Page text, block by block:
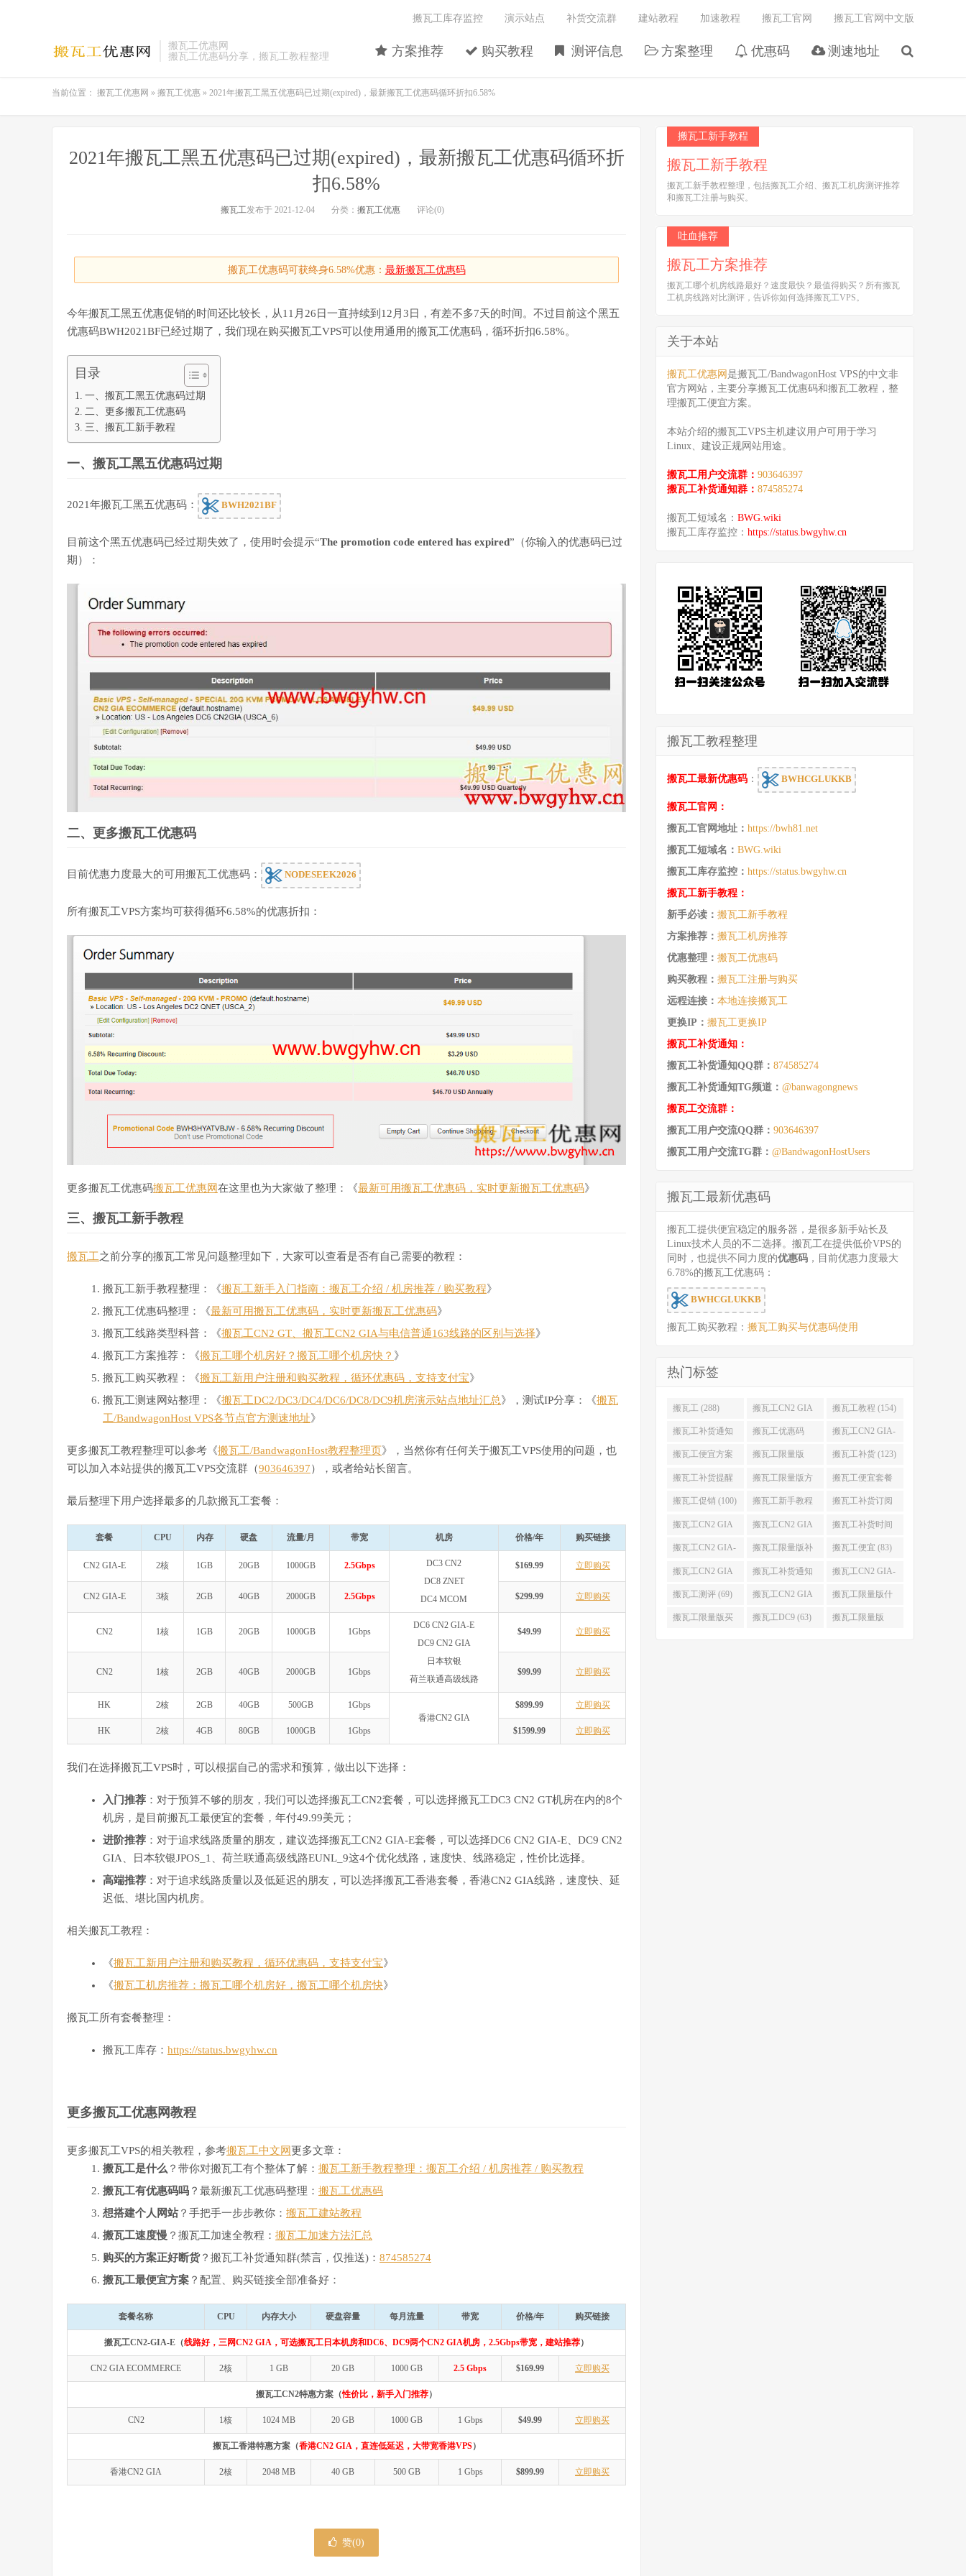
搬瓦工优惠网
搬瓦工优惠码分享，搬瓦工教程整理
方案推荐 购买教程 测评信息 方案整理 优惠码 测速地址
搬瓦工库存监控 演示站点 补货交流群 建站教程 加速教程 搬瓦工官网 搬瓦工官网中文版
当前位置： 搬瓦工优惠网 » 搬瓦工优惠 » 2021年搬瓦工黑五优惠码已过期(expired)，最新搬瓦工优惠码循环折扣6.58%
2021年搬瓦工黑五优惠码已过期(expired)，最新搬瓦工优惠码循环折
扣6.58%
搬瓦工发布于 2021-12-04 分类： 搬瓦工优惠 评论(0)
搬瓦工优惠码可获终身6.58%优惠： 最新搬瓦工优惠码
今年搬瓦工黑五优惠促销的时间还比较长，从11月26日一直持续到12月3日，有差不多7天的时间。不过目前这个黑五
优惠码BWH2021BF已经过期了，我们现在购买搬瓦工VPS可以使用通用的搬瓦工优惠码，循环折扣6.58%。
目录
一、搬瓦工黑五优惠码过期
二、更多搬瓦工优惠码
三、搬瓦工新手教程
一、搬瓦工黑五优惠码过期
2021年搬瓦工黑五优惠码： BWH2021BF
目前这个黑五优惠码已经过期失效了，使用时会提示“The promotion code entered has expired”（你输入的优惠码已过
期）：
二、更多搬瓦工优惠码
目前优惠力度最大的可用搬瓦工优惠码： NODESEEK2026
所有搬瓦工VPS方案均可获得循环6.58%的优惠折扣：
更多搬瓦工优惠码搬瓦工优惠网在这里也为大家做了整理：《最新可用搬瓦工优惠码，实时更新搬瓦工优惠码》
三、搬瓦工新手教程
搬瓦工之前分享的搬瓦工常见问题整理如下，大家可以查看是否有自己需要的教程：
搬瓦工新手教程整理：《搬瓦工新手入门指南：搬瓦工介绍 / 机房推荐 / 购买教程》
搬瓦工优惠码整理：《最新可用搬瓦工优惠码，实时更新搬瓦工优惠码》
搬瓦工线路类型科普：《搬瓦工CN2 GT、搬瓦工CN2 GIA与电信普通163线路的区别与选择》
搬瓦工方案推荐：《搬瓦工哪个机房好？搬瓦工哪个机房快？ 》
搬瓦工购买教程：《搬瓦工新用户注册和购买教程，循环优惠码，支持支付宝》
搬瓦工测速网站整理：《搬瓦工DC2/DC3/DC4/DC6/DC8/DC9机房演示站点地址汇总》，测试IP分享：《搬瓦
工/BandwagonHost VPS各节点官方测速地址》
更多搬瓦工教程整理可以参考《搬瓦工/BandwagonHost教程整理页》，当然你有任何关于搬瓦工VPS使用的问题，也
可以加入本站提供的搬瓦工VPS交流群（903646397），或者给站长留言。
最后整理下用户选择最多的几款搬瓦工套餐：
套餐 CPU 内存 硬盘 流量/月 带宽 机房 价格/年 购买链接
CN2 GIA-E 2核 1GB 20GB 1000GB 2.5Gbps
DC3 CN2
DC8 ZNET
DC4 MCOM
$169.99 立即购买
CN2 GIA-E 3核 2GB 40GB 2000GB 2.5Gbps $299.99 立即购买
CN2 1核 1GB 20GB 1000GB 1Gbps
DC6 CN2 GIA-E
DC9 CN2 GIA
日本软银
荷兰联通高级线路
$49.99 立即购买
CN2 1核 2GB 40GB 2000GB 1Gbps $99.99 立即购买
HK 2核 2GB 40GB 500GB
1Gbps
香港CN2 GIA
$899.99 立即购买
HK 2核 4GB 80GB 1000GB 1Gbps $1599.99 立即购买
我们在选择搬瓦工VPS时，可以根据自己的需求和预算，做出以下选择：
入门推荐 ：对于预算不够的朋友，我们可以选择搬瓦工CN2套餐，可以选择搬瓦工DC3 CN2 GT机房在内的8个
机房，是目前搬瓦工最便宜的套餐，年付49.99美元；
进阶推荐 ：对于追求线路质量的朋友，建议选择搬瓦工CN2 GIA-E套餐，可以选择DC6 CN2 GIA-E、DC9 CN2
GIA、日本软银JPOS_1、荷兰联通高级线路EUNL_9这4个优化线路，速度快、线路稳定，性价比选择。
高端推荐 ：对于追求线路质量以及低延迟的朋友，可以选择搬瓦工香港套餐，香港CN2 GIA线路，速度快、延
迟低、堪比国内机房。
相关搬瓦工教程：
《搬瓦工新用户注册和购买教程，循环优惠码，支持支付宝》
《搬瓦工机房推荐：搬瓦工哪个机房好，搬瓦工哪个机房快》
搬瓦工所有套餐整理：
搬瓦工库存： https://status.bwgyhw.cn
更多搬瓦工优惠网教程
更多搬瓦工VPS的相关教程，参考搬瓦工中文网更多文章：
搬瓦工是什么 ？带你对搬瓦工有个整体了解： 搬瓦工新手教程整理：搬瓦工介绍 / 机房推荐 / 购买教程
搬瓦工有优惠码吗 ？最新搬瓦工优惠码整理： 搬瓦工优惠码
想搭建个人网站？手把手一步步教你： 搬瓦工建站教程
搬瓦工速度慢 ？搬瓦工加速全教程： 搬瓦工加速方法汇总
购买的方案正好断货？搬瓦工补货通知群(禁言，仅推送)： 874585274
搬瓦工最便宜方案 ？配置、购买链接全部准备好：
套餐名称 CPU 内存大小 硬盘容量 每月流量 带宽 价格/年 购买链接
搬瓦工CN2-GIA-E（线路好，三网CN2 GIA，可选搬瓦工日本机房和DC6、DC9两个CN2 GIA机房，2.5Gbps带宽，建站推荐）
CN2 GIA ECOMMERCE 2核 1 GB 20 GB 1000 GB 2.5 Gbps $169.99 立即购买
搬瓦工CN2特惠方案（性价比，新手入门推荐）
CN2 1核 1024 MB 20 GB 1000 GB 1 Gbps $49.99 立即购买
搬瓦工香港特惠方案（香港CN2 GIA，直连低延迟，大带宽香港VPS）
香港CN2 GIA 2核 2048 MB 40 GB 500 GB 1 Gbps $899.99 立即购买
赞(0)
搬瓦工新手教程
搬瓦工新手教程
搬瓦工新手教程整理，包括搬瓦工介绍、搬瓦工机房测评推荐
和搬瓦工注册与购买。
吐血推荐
搬瓦工方案推荐
搬瓦工哪个机房线路最好？速度最快？最值得购买？所有搬瓦
工机房线路对比测评，告诉你如何选择搬瓦工VPS。
关于本站
搬瓦工优惠网 是搬瓦工/BandwagonHost VPS的中文非
官方网站，主要分享搬瓦工优惠码和搬瓦工教程，整
理搬瓦工便宜方案。
本站介绍的搬瓦工VPS主机建议用户可用于学习
Linux、建设正规网站用途。
搬瓦工用户交流群： 903646397
搬瓦工补货通知群： 874585274
搬瓦工短域名： BWG.wiki
搬瓦工库存监控： https://status.bwgyhw.cn
搬瓦工教程整理
搬瓦工最新优惠码 ： BWHCGLUKKB
搬瓦工官网：
搬瓦工官网地址： https://bwh81.net
搬瓦工短域名： BWG.wiki
搬瓦工库存监控： https://status.bwgyhw.cn
搬瓦工新手教程：
新手必读： 搬瓦工新手教程
方案推荐： 搬瓦工机房推荐
优惠整理： 搬瓦工优惠码
购买教程： 搬瓦工注册与购买
远程连接： 本地连接搬瓦工
更换IP： 搬瓦工更换IP
搬瓦工补货通知：
搬瓦工补货通知QQ群： 874585274
搬瓦工补货通知TG频道： @banwagongnews
搬瓦工交流群：
搬瓦工用户交流QQ群： 903646397
搬瓦工用户交流TG群： @BandwagonHostUsers
搬瓦工最新优惠码
搬瓦工提供便宜稳定的服务器，是很多新手站长及
Linux技术人员的不二选择。搬瓦工在提供低价VPS的
同时，也提供不同力度的优惠码 ，目前优惠力度最大
6.78%的搬瓦工优惠码：
BWHCGLUKKB
搬瓦工购买教程： 搬瓦工购买与优惠码使用
热门标签
搬瓦工 (288) 搬瓦工CN2 GIA
(176)
搬瓦工教程 (154)
搬瓦工补货通知
(132)
搬瓦工优惠码
(131)
搬瓦工CN2 GIA-
E (130)
搬瓦工便宜方案
(128)
搬瓦工限量版
(126)
搬瓦工补货 (123)
搬瓦工补货提醒
(106)
搬瓦工限量版方
案 (106)
搬瓦工便宜套餐
(103)
搬瓦工促销 (100) 搬瓦工新手教程
(98)
搬瓦工补货订阅
(98)
搬瓦工CN2 GIA
便宜方案 (92)
搬瓦工CN2 GIA
限量版 (90)
搬瓦工补货时间
(89)
搬瓦工CN2 GIA-
E限量版 (84)
搬瓦工限量版补
货 (84)
搬瓦工便宜 (83)
搬瓦工CN2 GIA
优惠 (82)
搬瓦工补货通知
QQ群 (76)
搬瓦工CN2 GIA-
E便宜套餐 (76)
搬瓦工测评 (69) 搬瓦工CN2 GIA
限量版补货 (67)
搬瓦工限量版什
么时候补货 (67)
搬瓦工限量版买 搬瓦工DC9 (63) 搬瓦工限量版